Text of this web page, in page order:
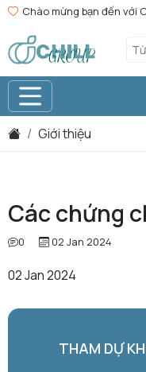
Chào mừng bạn đến với
Giới thiệu
Các chứng
0 02 Jan 2024
02 Jan 2024
THAM DỰ